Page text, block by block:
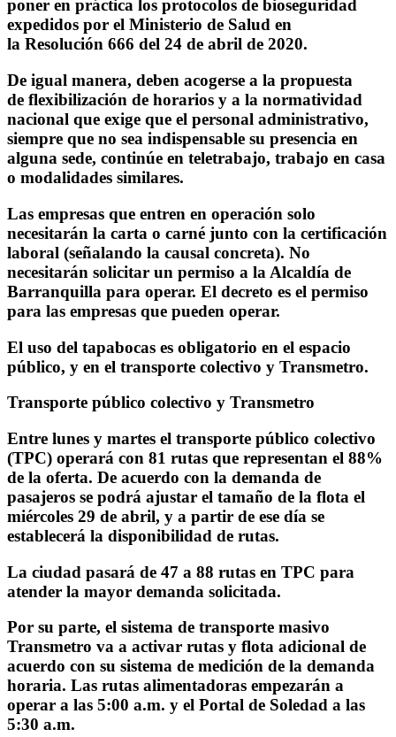
poner en práctica los protocolos de bioseguridad
expedidos por el Ministerio de Salud en
la Resolución 666 del 24 de abril de 2020.
De igual manera, deben acogerse a la propuesta
de flexibilización de horarios y a la normatividad
nacional que exige que el personal administrativo,
siempre que no sea indispensable su presencia en
alguna sede, continúe en teletrabajo, trabajo en casa
o modalidades similares.
Las empresas que entren en operación solo
necesitarán la carta o carné junto con la certificación
laboral (señalando la causal concreta). No
necesitarán solicitar un permiso a la Alcaldía de
Barranquilla para operar. El decreto es el permiso
para las empresas que pueden operar.
El uso del tapabocas es obligatorio en el espacio
público, y en el transporte colectivo y Transmetro.
Transporte público colectivo y Transmetro
Entre lunes y martes el transporte público colectivo
(TPC) operará con 81 rutas que representan el 88%
de la oferta. De acuerdo con la demanda de
pasajeros se podrá ajustar el tamaño de la flota el
miércoles 29 de abril, y a partir de ese día se
establecerá la disponibilidad de rutas.
La ciudad pasará de 47 a 88 rutas en TPC para
atender la mayor demanda solicitada.
Por su parte, el sistema de transporte masivo
Transmetro va a activar rutas y flota adicional de
acuerdo con su sistema de medición de la demanda
horaria. Las rutas alimentadoras empezarán a
operar a las 5:00 a.m. y el Portal de Soledad a las
5:30 a.m.